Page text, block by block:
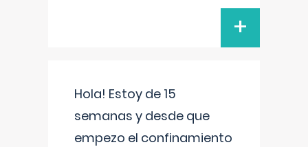
+
Hola! Estoy de 15
semanas y desde que
empezo el confinamiento